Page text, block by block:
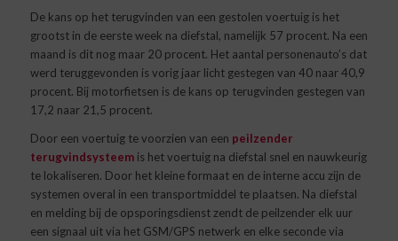
De kans op het terugvinden van een gestolen voertuig is het
grootst in de eerste week na diefstal, namelijk 57 procent. Na een
maand is dit nog maar 20 procent. Het aantal personenauto’s dat
werd teruggevonden is vorig jaar licht gestegen van 40 naar 40,9
procent. Bij motorfietsen is de kans op terugvinden gestegen van
17,2 naar 21,5 procent.
Door een voertuig te voorzien van een peilzender
terugvindsysteemis het voertuig na diefstal snel en nauwkeurig
te lokaliseren. Door het kleine formaat en de interne accu zijn de
systemen overal in een transportmiddel te plaatsen. Na diefstal
en melding bij de opsporingsdienst zendt de peilzender elk uur
een signaal uit via het GSM/GPS netwerk en elke seconde via